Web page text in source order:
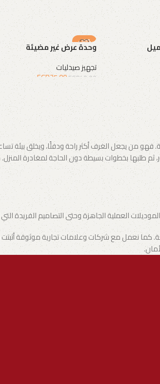
-38%
وحدة عرض غير مضيئة
تجهيز صيدليات
EGP40.00
EGP25.00
إضافة إلى السلة
يجعل الغرف أكثر راحة ودفئًا، ويخلق بيئة
طلبها بخطوات بسيطة دون الحاجة لمغادرة
العملية الجاهزة وحتى التصاميم الفريدة
نعمل مع شركات وعلامات تجارية موثوقة أثبتت